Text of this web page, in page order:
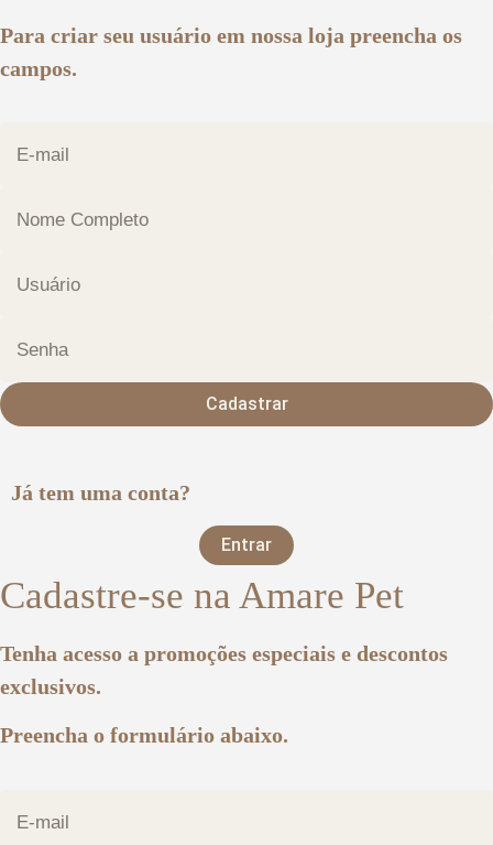
Para criar seu usuário em nossa loja preencha os
campos.
Cadastrar
Já tem uma conta?
Entrar
Cadastre-se na Amare Pet
Tenha acesso a promoções especiais e descontos
exclusivos.
Preencha o formulário abaixo.